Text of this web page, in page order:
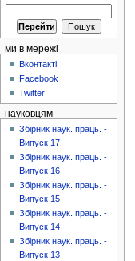
ми в мережі
Вконтакті
Facebook
Twitter
науковцям
Збірник наук. праць. -
Випуск 17
Збірник наук. праць. -
Випуск 16
Збірник наук. праць. -
Випуск 15
Збірник наук. праць. -
Випуск 14
Збірник наук. праць. -
Випуск 13